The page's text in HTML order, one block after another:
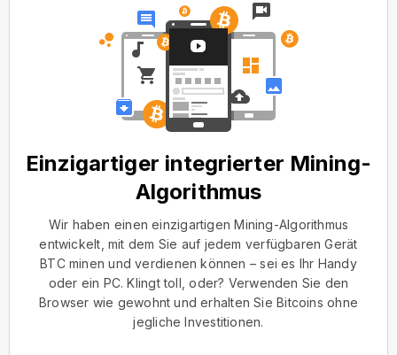
Einzigartiger integrierter Mining-
Algorithmus
Wir haben einen einzigartigen Mining-Algorithmus
entwickelt, mit dem Sie auf jedem verfügbaren Gerät
BTC minen und verdienen können – sei es Ihr Handy
oder ein PC. Klingt toll, oder? Verwenden Sie den
Browser wie gewohnt und erhalten Sie Bitcoins ohne
jegliche Investitionen.